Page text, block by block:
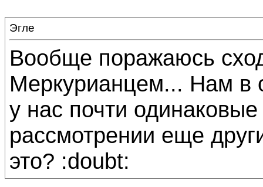
Эгле
Вообще поражаюсь
Меркурианцем... Нам в
у нас почти
рассмотрении еще
это? :doubt: